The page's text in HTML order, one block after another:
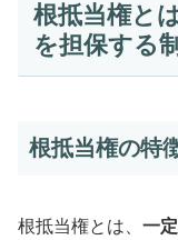
根抵当権と
を担保する
根抵当権の特
根抵当権とは、 一